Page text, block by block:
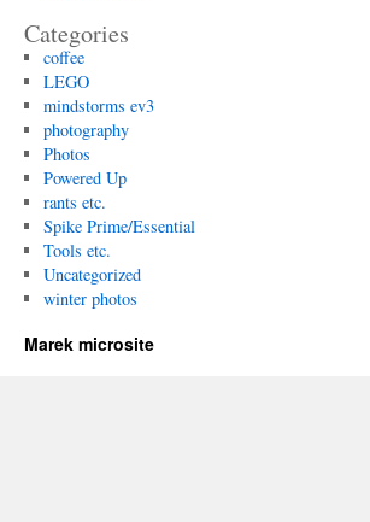
Categories
coffee
LEGO
mindstorms ev3
photography
Photos
Powered Up
rants etc.
Spike Prime/Essential
Tools etc.
Uncategorized
winter photos
Marek microsite